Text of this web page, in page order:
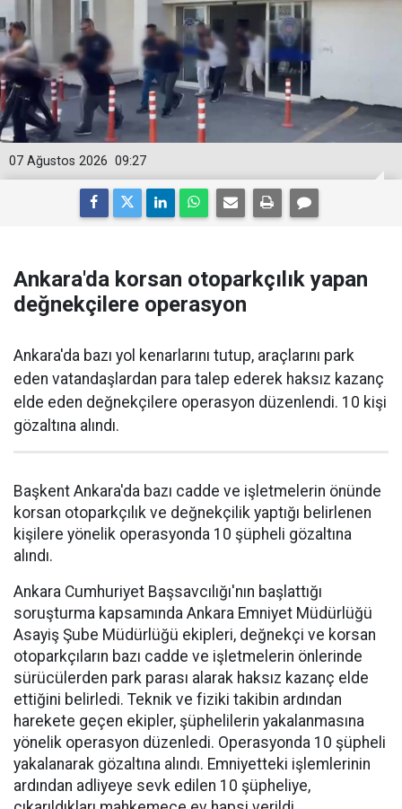
09:27
07 Ağustos 2026
Ankara'da korsan otoparkçılık yapan
değnekçilere operasyon
Ankara'da bazı yol kenarlarını tutup, araçlarını park
eden vatandaşlardan para talep ederek haksız kazanç
elde eden değnekçilere operasyon düzenlendi. 10 kişi
gözaltına alındı.
Başkent Ankara'da bazı cadde ve işletmelerin önünde
korsan otoparkçılık ve değnekçilik yaptığı belirlenen
kişilere yönelik operasyonda 10 şüpheli gözaltına
alındı.
Ankara Cumhuriyet Başsavcılığı'nın başlattığı
soruşturma kapsamında Ankara Emniyet Müdürlüğü
Asayiş Şube Müdürlüğü ekipleri, değnekçi ve korsan
otoparkçıların bazı cadde ve işletmelerin önlerinde
sürücülerden park parası alarak haksız kazanç elde
ettiğini belirledi. Teknik ve fiziki takibin ardından
harekete geçen ekipler, şüphelilerin yakalanmasına
yönelik operasyon düzenledi. Operasyonda 10 şüpheli
yakalanarak gözaltına alındı. Emniyetteki işlemlerinin
ardından adliyeye sevk edilen 10 şüpheliye,